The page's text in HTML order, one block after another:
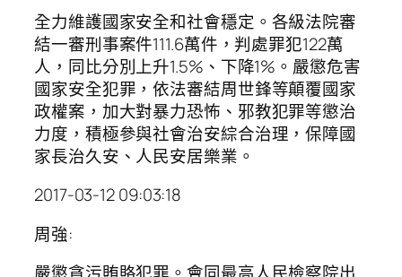
全力維護國家安全和社會穩定。各級法院審
結一審刑事案件111.6萬件，判處罪犯122萬
人，同比分別上升1.5%、下降1%。嚴懲危害
國家安全犯罪，依法審結周世鋒等顛覆國家
政權案，加大對暴力恐怖、邪教犯罪等懲治
力度，積極參與社會治安綜合治理，保障國
家長治久安、人民安居樂業。
2017-03-12 09:03:18
周強: